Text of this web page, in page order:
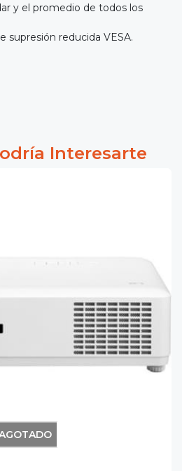
y el promedio de todos los
supresión reducida VESA.
Interesarte